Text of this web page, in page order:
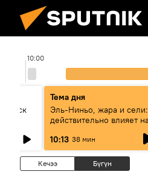
10:00
Тема дня
Эль-Ниньо, жара и сели:
действительно влияет
10:13 38 мин
Кечээ Бүгүн